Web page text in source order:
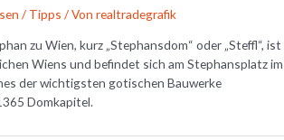
/ Tipps / Von realtradegrafik
zu Wien, kurz „Stephansdom“ oder „Steffl“, ist
Wiens und befindet sich am Stephansplatz im
der wichtigsten gotischen Bauwerke
Domkapitel.